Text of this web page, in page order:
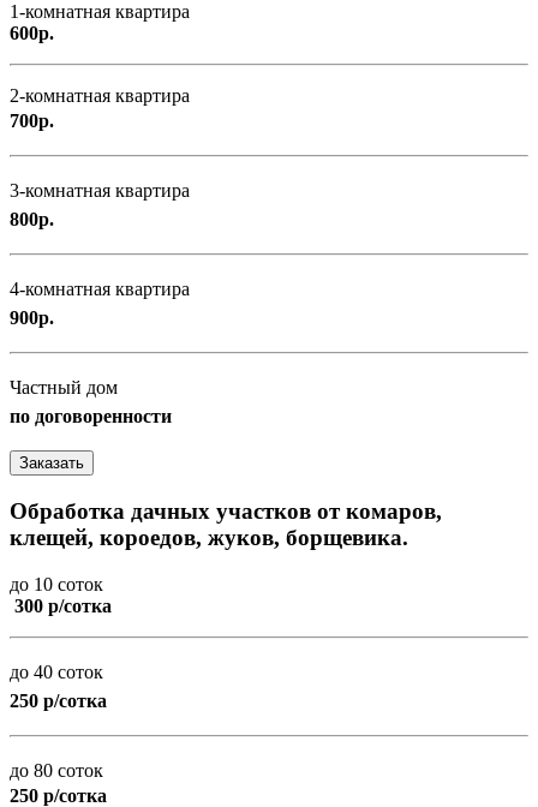
1-комнатная квартира
600р.
2-комнатная квартира
700р.
3-комнатная квартира
800р.
4-комнатная квартира
900р.
Частный дом
по договоренности
Заказать
Обработка дачных участков от комаров,
клещей, короедов, жуков, борщевика.
до 10 соток
300 р/сотка
до 40 соток
250 р/сотка
до 80 соток
250 р/сотка